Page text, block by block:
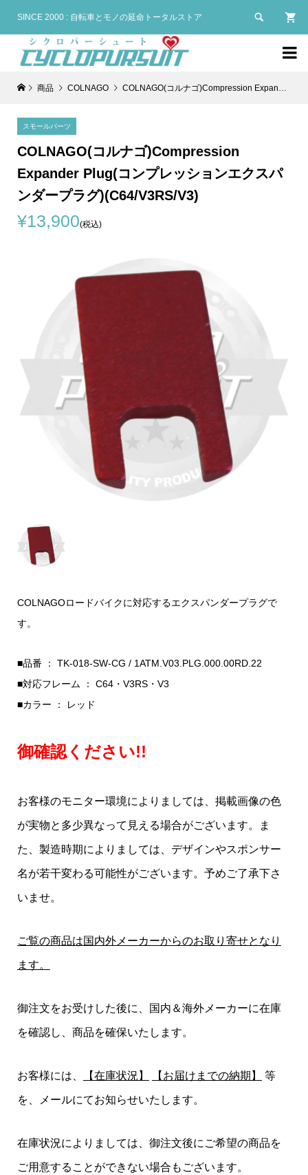
SINCE 2000 : 自転車とモノの延命トータルストア 

商品 COLNAGO COLNAGO(コルナゴ)Compression Expander Plug(コンプレッションエクスパンダープラグ)(C64/V3RS/V3)
スモールパーツ
COLNAGO(コルナゴ)Compression
Expander Plug(コンプレッションエクスパ
ンダープラグ)(C64/V3RS/V3)
¥13,900(税込)
COLNAGOロードバイクに対応するエクスパンダープラグで
す。
■品番 ： TK-018-SW-CG / 1ATM.V03.PLG.000.00RD.22
■対応フレーム ： C64・V3RS・V3
■カラー ： レッド
御確認ください!!
お客様のモニター環境によりましては、掲載画像の色
が実物と多少異なって見える場合がございます。ま
た、製造時期によりましては、デザインやスポンサー
名が若干変わる可能性がございます。予めご了承下さ
いませ。
ご覧の商品は国内外メーカーからのお取り寄せとなり
ます。
御注文をお受けした後に、国内＆海外メーカーに在庫
を確認し、商品を確保いたします。
お客様には、 【在庫状況】 【お届けまでの納期】 等
を、メールにてお知らせいたします。
在庫状況によりましては、御注文後にご希望の商品を
ご用意することができない場合もございます。